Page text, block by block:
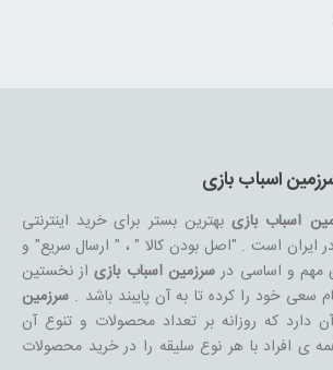
اسباب بازی
اسباب بازیبهترین بستر برای خرید اینترنتی
در ایران است . "اصل بودن کالا " ، " ارسال سریع" و
مهم و اساسی در سرزمین اسباب بازیاز نخستین
سعی خود را کرده تا به آن پایبند باشد .سرزمین
که روزانه بر تعداد محصولات و تنوع آن
همه ی افراد با هر نوع سلیقه را در خرید محصولات